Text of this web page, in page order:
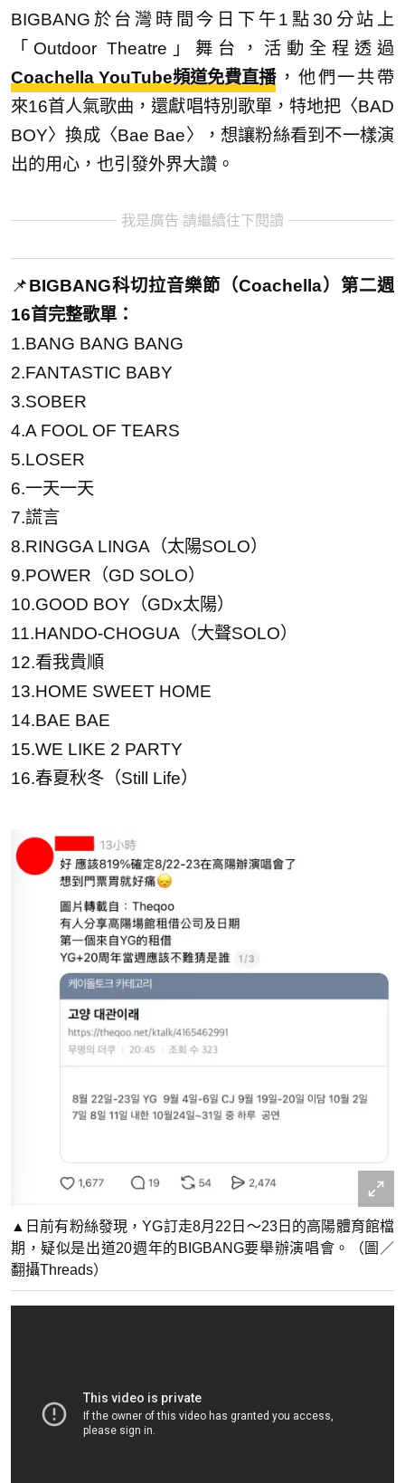
BIGBANG於台灣時間今日下午1點30分站上
「Outdoor Theatre」舞台，活動全程透過
Coachella YouTube頻道免費直播，他們一共帶
來16首人氣歌曲，還獻唱特別歌單，特地把〈BAD
BOY〉換成〈Bae Bae〉，想讓粉絲看到不一樣演
出的用心，也引發外界大讚。
我是廣告 請繼續往下閱讀
📌BIGBANG科切拉音樂節（Coachella）第二週
16首完整歌單：
1.BANG BANG BANG
2.FANTASTIC BABY
3.SOBER
4.A FOOL OF TEARS
5.LOSER
6.一天一天
7.謊言
8.RINGGA LINGA（太陽SOLO）
9.POWER（GD SOLO）
10.GOOD BOY（GDx太陽）
11.HANDO-CHOGUA（大聲SOLO）
12.看我貴順
13.HOME SWEET HOME
14.BAE BAE
15.WE LIKE 2 PARTY
16.春夏秋冬（Still Life）
▲日前有粉絲發現，YG訂走8月22日～23日的高陽體育館檔
期，疑似是出道20週年的BIGBANG要舉辦演唱會。（圖／
翻攝Threads）